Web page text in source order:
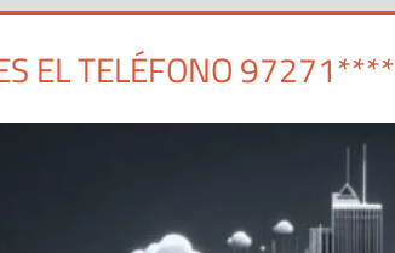
EL TELÉFONO 97271****